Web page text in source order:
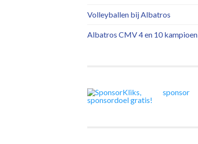
Volleyballen bij Albatros
Albatros CMV 4 en 10 kampioen